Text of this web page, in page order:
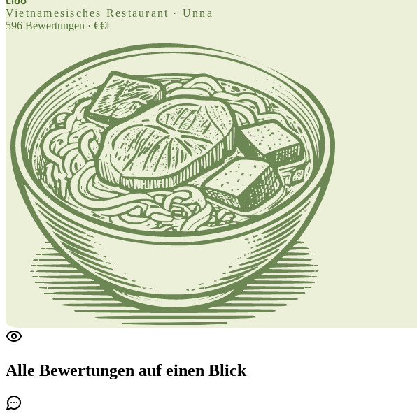
Vietnamesisches Restaurant · Unna
596 Bewertungen · €€€
Alle Bewertungen auf einen Blick